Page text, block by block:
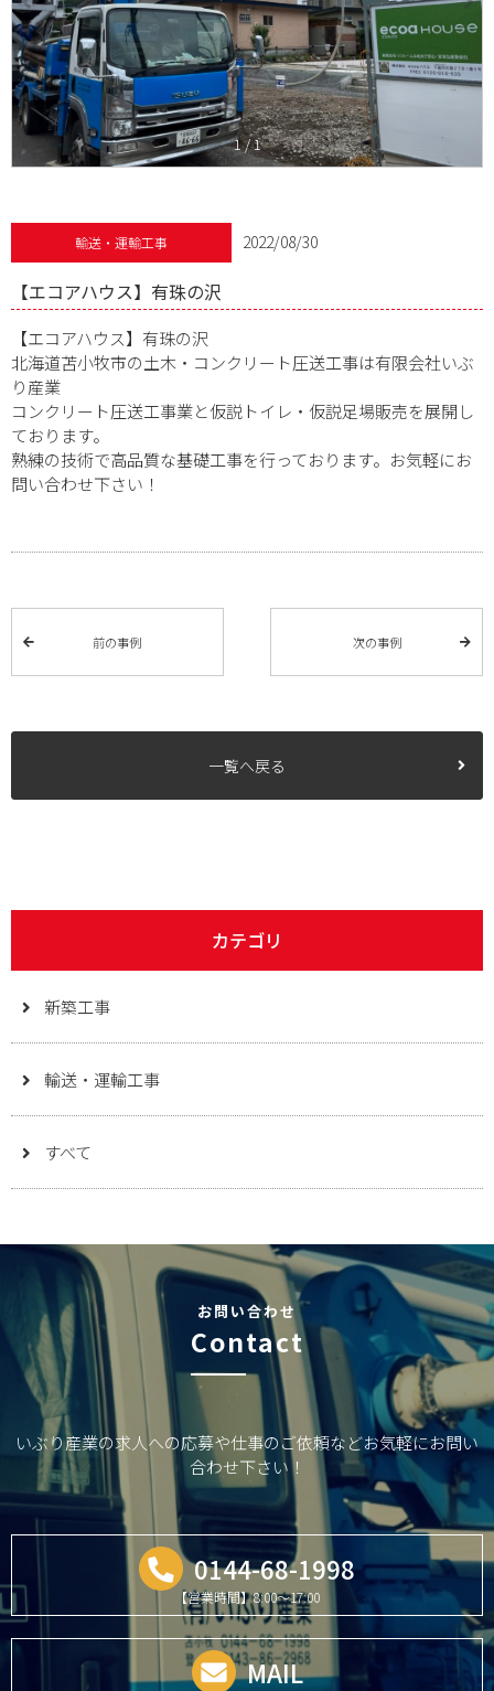
1/1
輸送・運輸工事 2022/08/30
【エコアハウス】有珠の沢
【エコアハウス】有珠の沢
北海道苫小牧市の土木・コンクリート圧送工事は有限会社いぶ
り産業
コンクリート圧送工事業と仮説トイレ・仮説足場販売を展開し
ております。
熟練の技術で高品質な基礎工事を行っております。お気軽にお
問い合わせ下さい！
前の事例 次の事例
一覧へ戻る
カテゴリ
新築工事
輸送・運輸工事
すべて
お問い合わせ
Contact
いぶり産業の求人への応募や仕事のご依頼などお気軽にお問い
合わせ下さい！
0144-68-1998
【営業時間】8:00～17:00
MAIL